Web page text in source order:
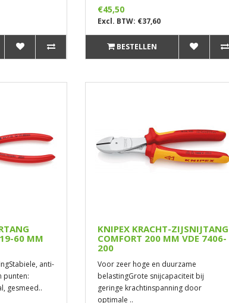
€45,50
Excl. BTW: €37,60
BESTELLEN
60 MM
anti-
punten:
gesmeed..
KNIPEX KRACHT-ZIJSNIJTANG
COMFORT 200 MM VDE 7406-
200
Voor zeer hoge en duurzame
belastingGrote snijcapaciteit bij
geringe krachtinspanning door
optimale ..